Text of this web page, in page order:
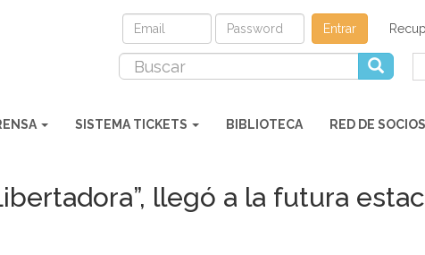
Entrar
SISTEMA TICKETS BIBLIOTECA RED DE SOCIOS
llegó a la futura